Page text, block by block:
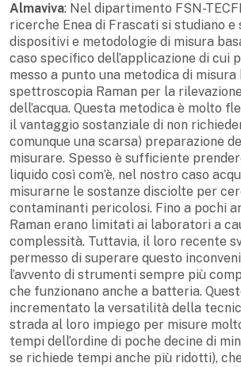
Almaviva: Nel dipartimento FSN-
ricerche Enea di Frascati si studiano e
dispositivi e metodologie di misura
caso specifico dell’applicazione di cui
messo a punto una metodica di misura
spettroscopia Raman per la
dell’acqua. Questa metodica è molto
il vantaggio sostanziale di non
comunque una scarsa) preparazione
misurare. Spesso è sufficiente
liquido così com’è, nel nostro caso
misurarne le sostanze disciolte per
contaminanti pericolosi. Fino a pochi
Raman erano limitati ai laboratori a
complessità. Tuttavia, il loro recente
permesso di superare questo
l’avvento di strumenti sempre più
che funzionano anche a batteria.
incrementato la versatilità della
strada al loro impiego per misure
tempi dell’ordine di poche decine di
se richiede tempi anche più ridotti),